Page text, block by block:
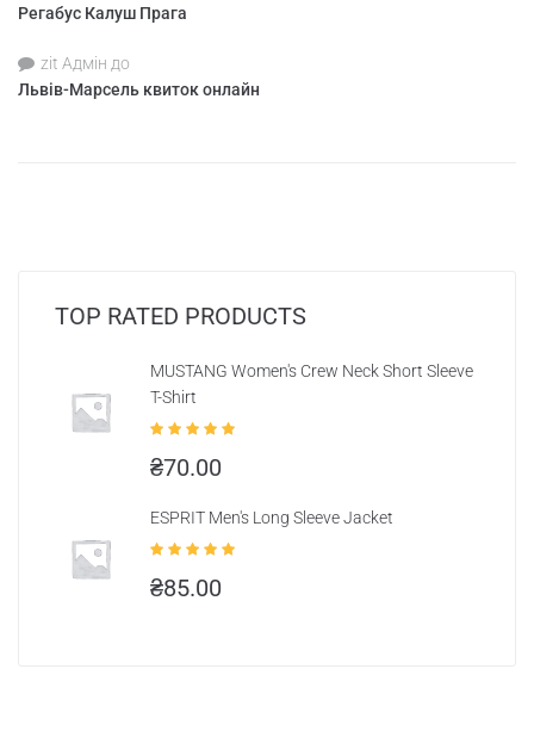
Регабус Калуш Прага
zit Адмін до
Львів-Марсель квиток онлайн
TOP RATED PRODUCTS
MUSTANG Women's Crew Neck Short Sleeve
T-Shirt
5.00з 5
₴70.00
ESPRIT Men's Long Sleeve Jacket
5.00з 5
₴85.00